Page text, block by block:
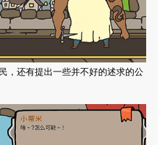
，还有提出一些并不好的述求的公